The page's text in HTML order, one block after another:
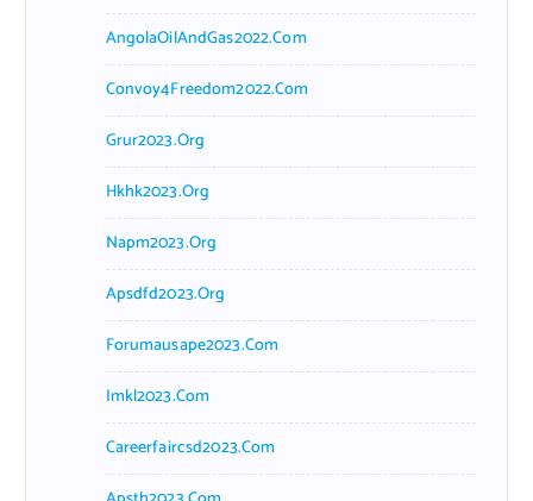
AngolaOilAndGas2022.com
Convoy4Freedom2022.com
Grur2023.org
Hkhk2023.org
Napm2023.org
Apsdfd2023.org
Forumausape2023.com
Imkl2023.com
Careerfaircsd2023.com